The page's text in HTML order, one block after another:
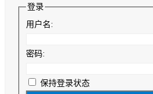
登录
用户名:
密码:
保持登录状态